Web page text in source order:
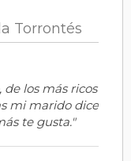
Torrontés
los más ricos
mi marido dice
te gusta."